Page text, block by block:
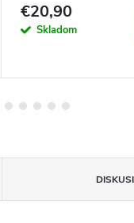
€20,90
Skladom